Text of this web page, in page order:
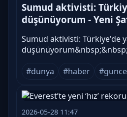
Sumud aktivisti:
düşünüyorum - Yeni
Sumud aktivisti: Türkiye'de
#dunya
#haber
2026-05-28 11:47